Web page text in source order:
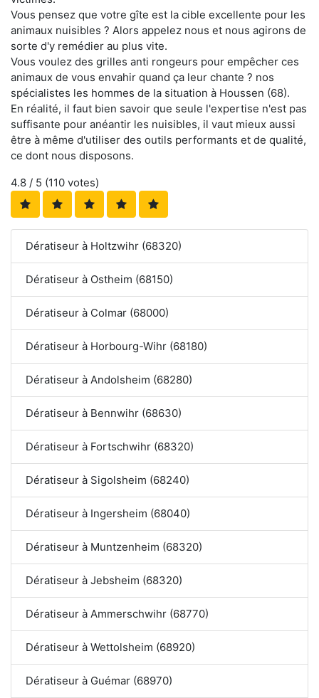
Vous pensez que votre gîte est la cible excellente pour les
animaux nuisibles ? Alors appelez nous et nous agirons de
sorte d'y remédier au plus vite.
Vous voulez des grilles anti rongeurs pour empêcher ces
animaux de vous envahir quand ça leur chante ? nos
spécialistes les hommes de la situation à Houssen (68).
En réalité, il faut bien savoir que seule l'expertise n'est pas
suffisante pour anéantir les nuisibles, il vaut mieux aussi
être à même d'utiliser des outils performants et de qualité,
ce dont nous disposons.
4.8 / 5 (110 votes)
Dératiseur à Holtzwihr (68320)
Dératiseur à Ostheim (68150)
Dératiseur à Colmar (68000)
Dératiseur à Horbourg-Wihr (68180)
Dératiseur à Andolsheim (68280)
Dératiseur à Bennwihr (68630)
Dératiseur à Fortschwihr (68320)
Dératiseur à Sigolsheim (68240)
Dératiseur à Ingersheim (68040)
Dératiseur à Muntzenheim (68320)
Dératiseur à Jebsheim (68320)
Dératiseur à Ammerschwihr (68770)
Dératiseur à Wettolsheim (68920)
Dératiseur à Guémar (68970)